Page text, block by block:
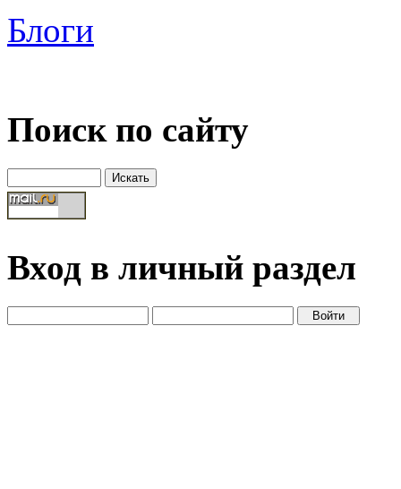
Блоги
Поиск по сайту
Вход в личный раздел